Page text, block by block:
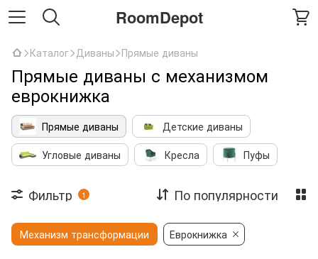
RoomDepot
Каталог Диваны Прямые диваны
Прямые диваны с механизмом
еврокнижка
Прямые диваны
Детские диваны
Угловые диваны
Кресла Пуфы
Фильтр 1 По популярности
Механизм трансформации Еврокнижка